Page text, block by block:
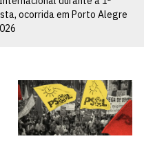
ocorrida em Porto Alegre